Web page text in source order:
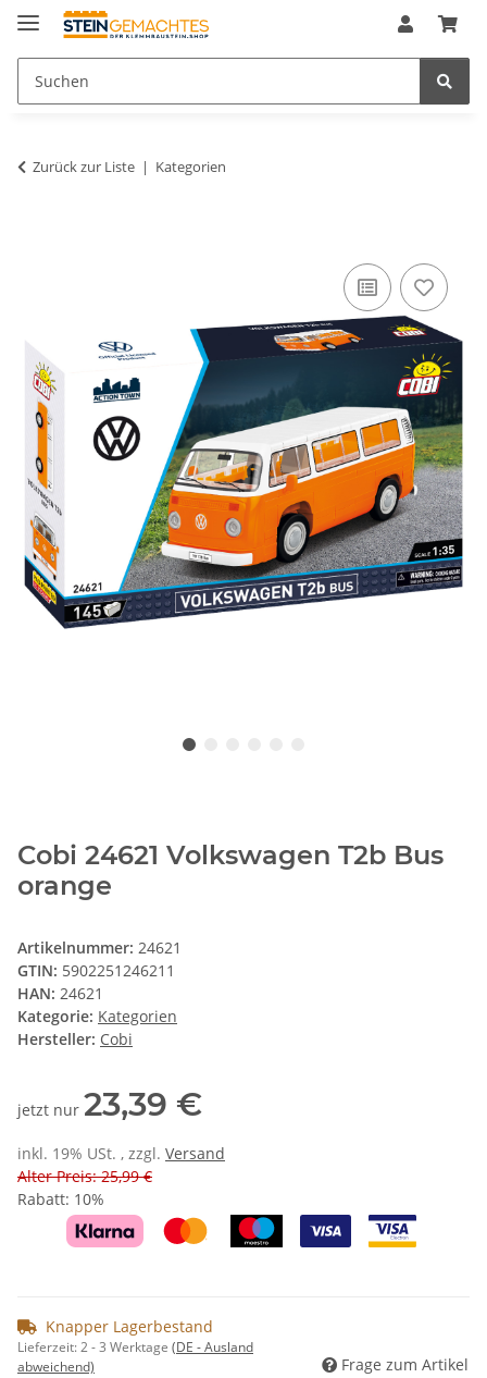
Zurück zur Liste Kategorien
Cobi 24621 Volkswagen T2b Bus
orange
Artikelnummer: 24621
GTIN: 5902251246211
HAN: 24621
Kategorie: Kategorien
Hersteller: Cobi
jetzt nur 23,39 €
inkl. 19% USt. , zzgl. Versand
Alter Preis: 25,99 €
Rabatt: 10%
Knapper Lagerbestand
Lieferzeit:2 - 3 Werktage (DE - Ausland
abweichend)
Frage zum Artikel